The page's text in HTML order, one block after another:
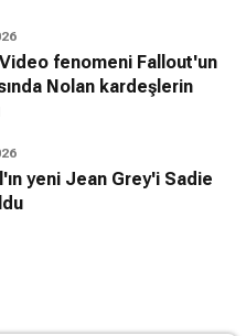
fenomeni Fallout'un
Nolan kardeşlerin
yeni Jean Grey'i Sadie